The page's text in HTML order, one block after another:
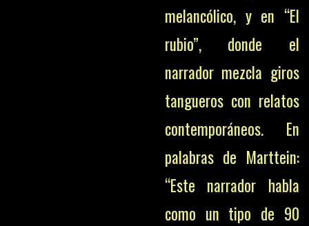
melancólico, y en “El
rubio”, donde el
narrador mezcla giros
tangueros con relatos
contemporáneos. En
palabras de Marttein:
“Este narrador habla
como un tipo de 90